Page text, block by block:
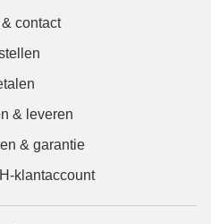
contact
& leveren
& garantie
klantaccount